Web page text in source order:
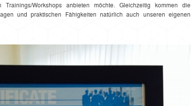
Trainings/Workshops anbieten möchte. Gleichzeitig kommen die
und praktischen Fähigkeiten natürlich auch unseren eigenen